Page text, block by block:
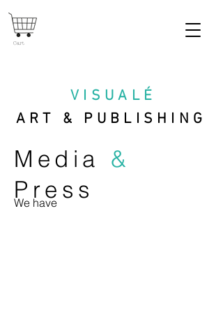
VISUAL É
ART & PUBLISHING
Cart
Media &
Press
We have